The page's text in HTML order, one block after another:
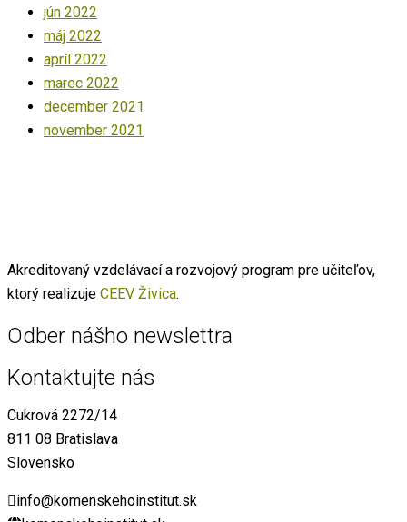
jún 2022
máj 2022
apríl 2022
marec 2022
december 2021
november 2021
Akreditovaný vzdelávací a rozvojový program pre učiteľov,
ktorý realizuje CEEV Živica.
Odber nášho newslettra
Kontaktujte nás
Cukrová 2272/14
811 08 Bratislava
Slovensko
info@komenskehoinstitut.sk